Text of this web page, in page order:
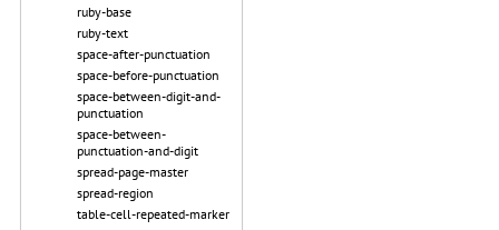
ruby-base
ruby-text
space-after-punctuation
space-before-punctuation
space-between-digit-and-
punctuation
space-between-
punctuation-and-digit
spread-page-master
spread-region
table-cell-repeated-marker